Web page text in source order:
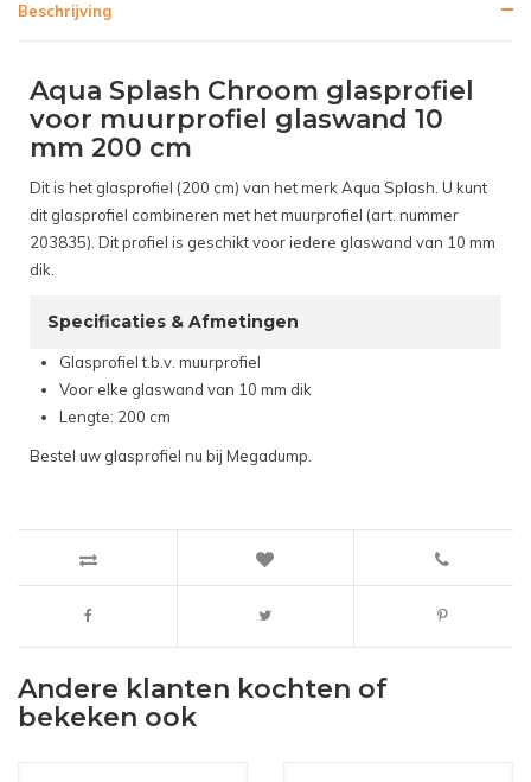
Beschrijving
Aqua Splash Chroom glasprofiel
voor muurprofiel glaswand 10
mm 200 cm
Dit is het glasprofiel (200 cm) van het merk Aqua Splash. U kunt
dit glasprofiel combineren met het muurprofiel (art. nummer
203835). Dit profiel is geschikt voor iedere glaswand van 10 mm
dik.
Specificaties & Afmetingen
Glasprofiel t.b.v. muurprofiel
Voor elke glaswand van 10 mm dik
Lengte: 200 cm
Bestel uw glasprofiel nu bij Megadump.
Andere klanten kochten of
bekeken ook